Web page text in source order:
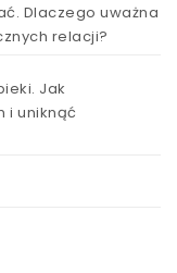
Dlaczego uważna
relacji?
Jak
i uniknąć